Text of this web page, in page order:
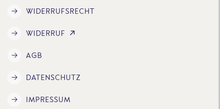
WIDERRUFSRECHT
WIDERRUF
AGB
DATENSCHUTZ
IMPRESSUM